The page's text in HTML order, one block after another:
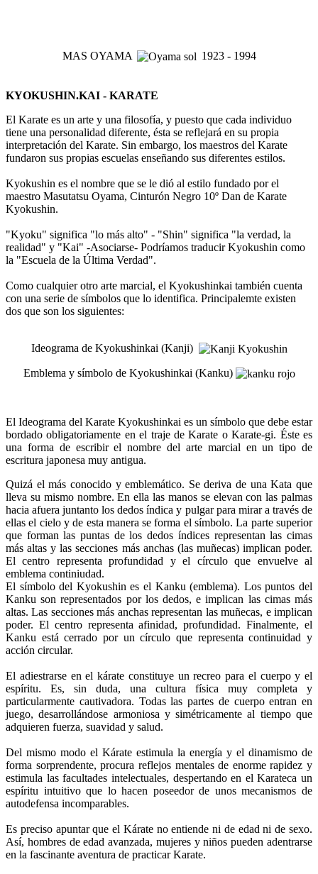
MAS OYAMA 1923 - 1994
KYOKUSHIN.KAI - KARATE
El Karate es un arte y una filosofía, y puesto que cada individuo
tiene una personalidad diferente, ésta se reflejará en su propia
interpretación del Karate. Sin embargo, los maestros del Karate
fundaron sus propias escuelas enseñando sus diferentes estilos.
Kyokushin es el nombre que se le dió al estilo fundado por el
maestro Masutatsu Oyama, Cinturón Negro 10º Dan de Karate
Kyokushin.
"Kyoku" significa "lo más alto" - "Shin" significa "la verdad, la
realidad" y "Kai" -Asociarse- Podríamos traducir Kyokushin como
la "Escuela de la Última Verdad".
Como cualquier otro arte marcial, el Kyokushinkai también cuenta
con una serie de símbolos que lo identifica. Principalemte existen
dos que son los siguientes:
Ideograma de Kyokushinkai (Kanji)
Emblema y símbolo de Kyokushinkai (Kanku)
El Ideograma del Karate Kyokushinkai es un símbolo que debe estar
bordado obligatoriamente en el traje de Karate o Karate-gi. Éste es
una forma de escribir el nombre del arte marcial en un tipo de
escritura japonesa muy antigua.
Quizá el más conocido y emblemático. Se deriva de una Kata que
lleva su mismo nombre. En ella las manos se elevan con las palmas
hacia afuera juntanto los dedos índica y pulgar para mirar a través de
ellas el cielo y de esta manera se forma el símbolo. La parte superior
que forman las puntas de los dedos índices representan las cimas
más altas y las secciones más anchas (las muñecas) implican poder.
El centro representa profundidad y el círculo que envuelve al
emblema continiudad.
El símbolo del Kyokushin es el Kanku (emblema). Los puntos del
Kanku son representados por los dedos, e implican las cimas más
altas. Las secciones más anchas representan las muñecas, e implican
poder. El centro representa afinidad, profundidad. Finalmente, el
Kanku está cerrado por un círculo que representa continuidad y
acción circular.
El adiestrarse en el kárate constituye un recreo para el cuerpo y el
espíritu. Es, sin duda, una cultura física muy completa y
particularmente cautivadora. Todas las partes de cuerpo entran en
juego, desarrollándose armoniosa y simétricamente al tiempo que
adquieren fuerza, suavidad y salud.
Del mismo modo el Kárate estimula la energía y el dinamismo de
forma sorprendente, procura reflejos mentales de enorme rapidez y
estimula las facultades intelectuales, despertando en el Karateca un
espíritu intuitivo que lo hacen poseedor de unos mecanismos de
autodefensa incomparables.
Es preciso apuntar que el Kárate no entiende ni de edad ni de sexo.
Así, hombres de edad avanzada, mujeres y niños pueden adentrarse
en la fascinante aventura de practicar Karate.